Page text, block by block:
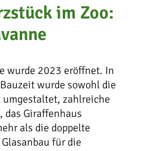
im Zoo:
wurde 2023 eröffnet. In
wurde sowohl die
zahlreiche
das Giraffenhaus
als die doppelte
für die